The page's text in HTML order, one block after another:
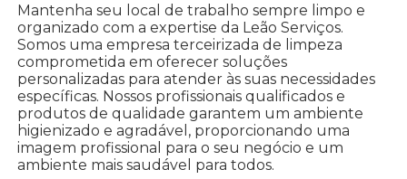
Mantenha seu local de trabalho sempre limpo e
organizado com a expertise da Leão Serviços.
Somos uma empresa terceirizada de limpeza
comprometida em oferecer soluções
personalizadas para atender às suas necessidades
específicas. Nossos profissionais qualificados e
produtos de qualidade garantem um ambiente
higienizado e agradável, proporcionando uma
imagem profissional para o seu negócio e um
ambiente mais saudável para todos.